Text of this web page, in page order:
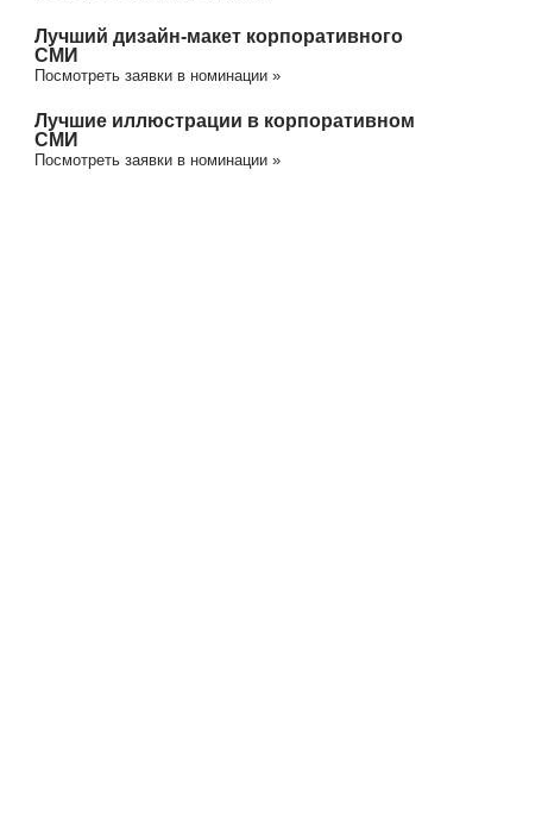
Лучший дизайн-макет корпоративного
СМИ
Посмотреть заявки в номинации »
Лучшие иллюстрации в корпоративном
СМИ
Посмотреть заявки в номинации »